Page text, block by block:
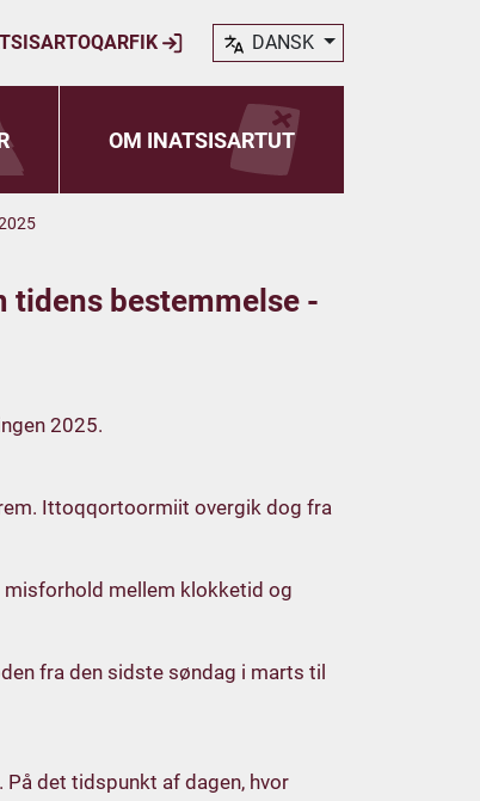
DANSK
OM INATSISARTUT
bestemmelse -
2025.
Ittoqqortoormiit overgik dog fra
misforhold mellem klokketid og
fra den sidste søndag i marts til
det tidspunkt af dagen, hvor